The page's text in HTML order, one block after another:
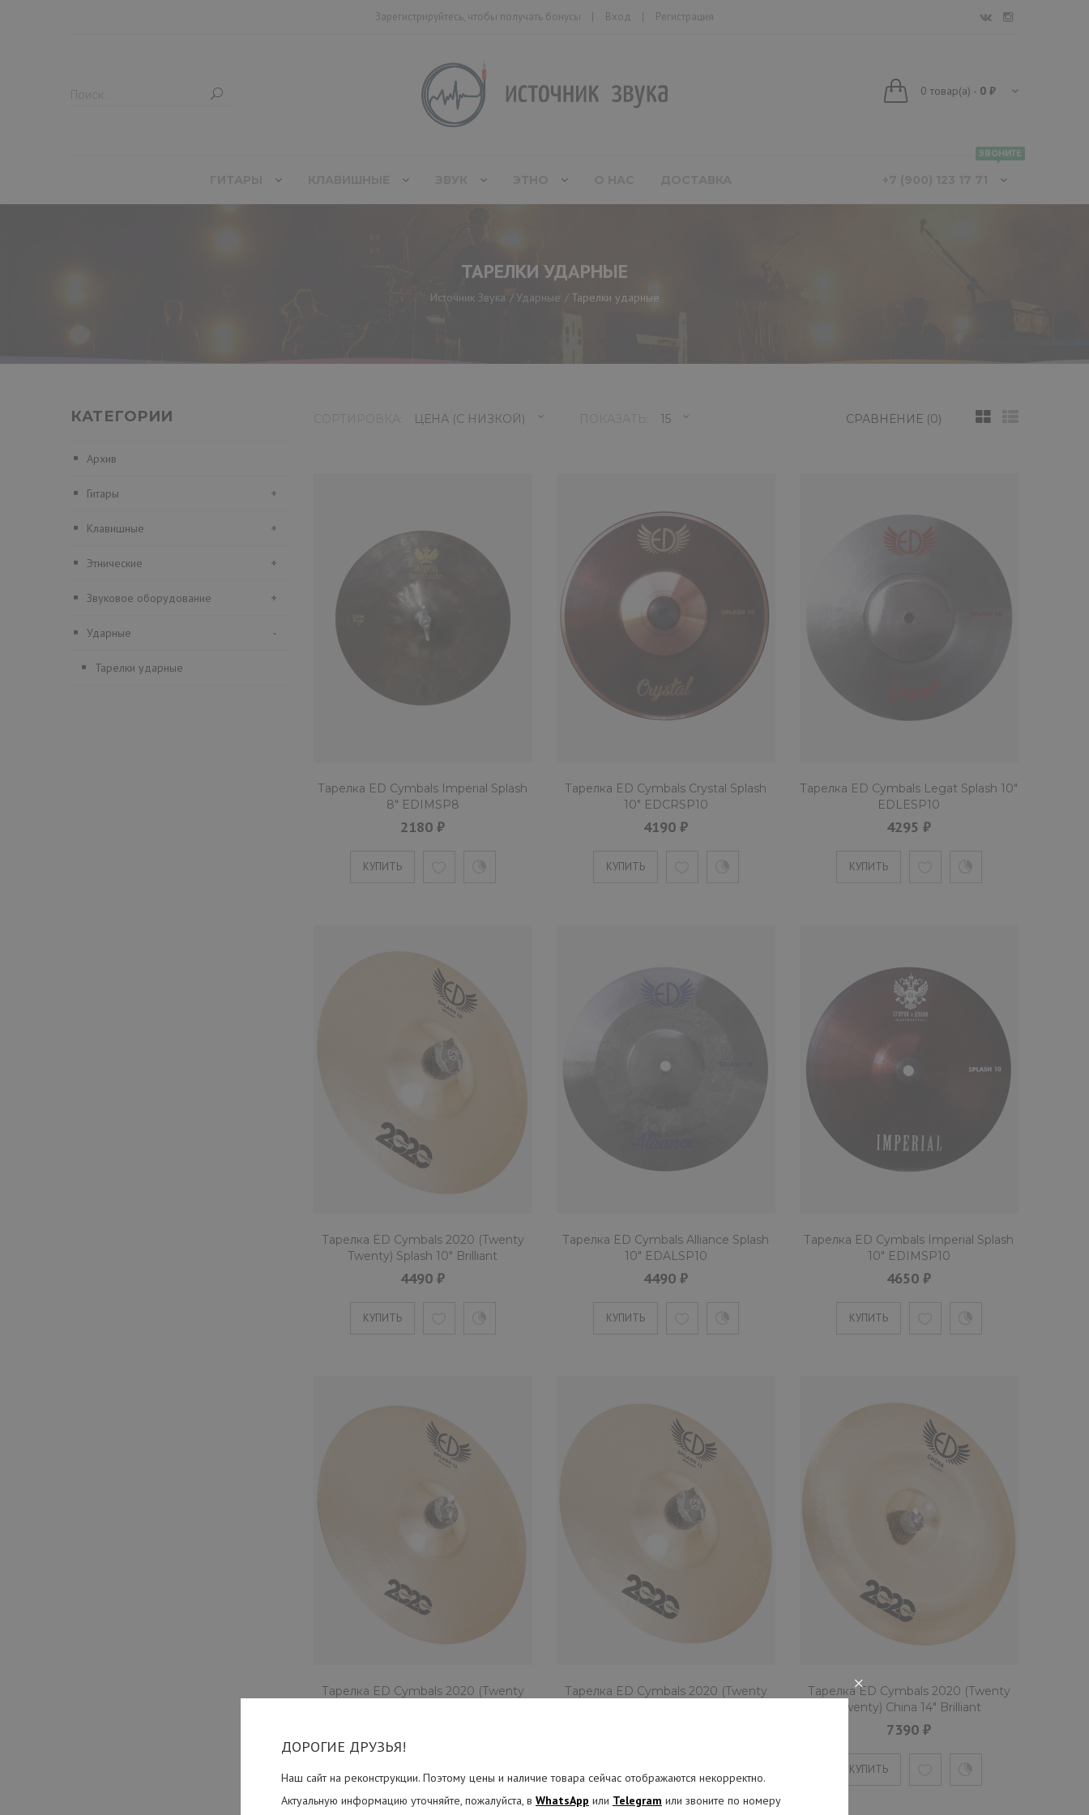
ДОРОГИЕ ДРУЗЬЯ!
Наш сайт на реконструкции. Поэтому цены и наличие товара сейчас отображаются некорректно.
Актуальную информацию уточняйте, пожалуйста, в WhatsApp или Telegram или звоните по номеру
×
Зарегистрируйтесь, чтобы получать бонусы Вход Регистрация
0 товар(а) - 0 ₽
ЗВОНИТЕ
ТАРЕЛКИ УДАРНЫЕ
Источник Звука Ударные Тарелки ударные
КАТЕГОРИИ
Архив
Гитары +
Клавишные +
Этнические +
Звуковое оборудование +
Ударные -
Тарелки ударные
СРАВНЕНИЕ (0)
На сегодняшний день компания Egorov & Dukhan cymbals manufactory, расположенная в
Нижнем Новгоро..
Тарелка ED Cymbals Crystal Splash 10" EDCRSP10
Тарелка ED Cymbals Legat Splash 10" EDLESP10
Бронзовая тарелка 10 дюймов "сплэш" от мастерской Egorov & Dukhan толщиной medium с
обточенными ..
КУПИТЬ
Тарелка ED Cymbals 2020 (Twenty Twenty) Splash 10" Brilliant
Бронзовая тарелка 10 дюймов "сплэш" от мастерской Egorov & Dukhan из сплава CuSn20.
Тарелка ED Cymbals Imperial Splash
8" EDIMSP8
2180 ₽
КУПИТЬ
Тарелка ED Cymbals Crystal Splash
10" EDCRSP10
4190 ₽
КУПИТЬ
Тарелка ED Cymbals Legat Splash 10"
EDLESP10
4295 ₽
КУПИТЬ
Тарелка ED Cymbals 2020 (Twenty
Twenty) Splash 10" Brilliant
ED2020SP10BR
4490 ₽
КУПИТЬ
Тарелка ED Cymbals Alliance Splash
10" EDALSP10
4490 ₽
КУПИТЬ
Тарелка ED Cymbals Imperial Splash
10" EDIMSP10
4650 ₽
КУПИТЬ
Тарелка ED Cymbals 2020 (Twenty
Тарелка ED Cymbals 2020 (Twenty
Тарелка ED Cymbals 2020 (Twenty
Twenty) China 14" Brilliant
ED2020CH14BR
7390 ₽
КУПИТЬ